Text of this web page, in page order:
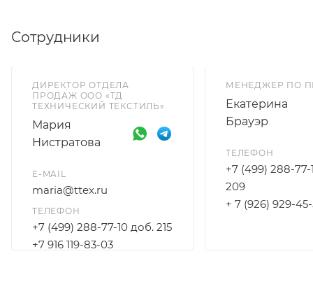
Сотрудники
ДИРЕКТОР ОТДЕЛА
ПРОДАЖ ООО «ТД
ТЕХНИЧЕСКИЙ ТЕКСТИЛЬ»
Мария
Нистратова
E-MAIL
maria@ttex.ru
ТЕЛЕФОН
+7 (499) 288-77-10 доб. 215
+7 916 119-83-03
МЕНЕДЖЕР ПО
Екатерина
Брауэр
ТЕЛЕФОН
+7 (499) 288-77-
209
+ 7 (926) 929-